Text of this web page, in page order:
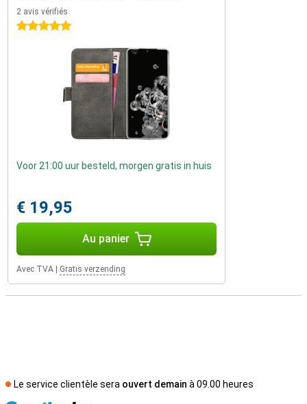
2 avis vérifiés
5 étoiles
Voor 21:00 uur besteld, morgen gratis in huis
€ 19,95
Au panier
Avec TVA Gratis verzending
Le service clientèle sera ouvert demain à 09.00 heures